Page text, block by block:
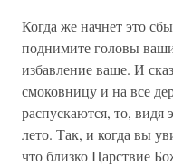
Когда же начнет это
поднимите головы
избавление ваше. И
смоковницу и на все
распускаются, то, видя
лето. Так, и когда вы
что близко Царствие